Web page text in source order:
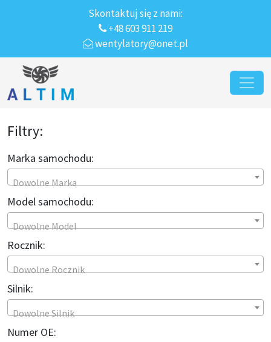
Skontaktuj się z nami:
+48 603 911 219
wentylatory@onet.pl
Przejdź do treści
Main Navigation
Filtry:
Marka samochodu:
Dowolne Marka
Model samochodu:
Dowolne Model
Rocznik:
Dowolne Rocznik
Silnik:
Dowolne Silnik
Numer OE: